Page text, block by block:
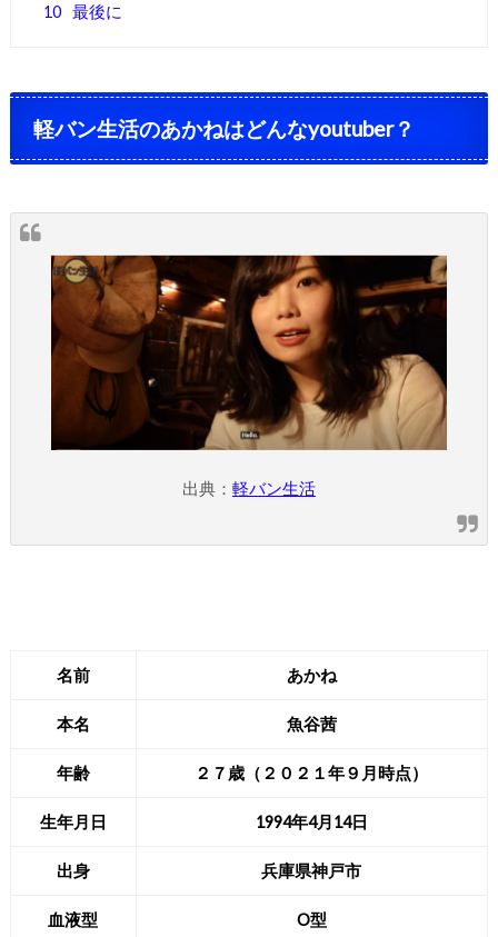
10 最後に
軽バン生活のあかねはどんなyoutuber？
出典： 軽バン生活
名前 あかね
本名 魚谷茜
年齢 ２７歳（２０２１年９月時点）
生年月日 1994年4月14日
出身 兵庫県神戸市
血液型 O型